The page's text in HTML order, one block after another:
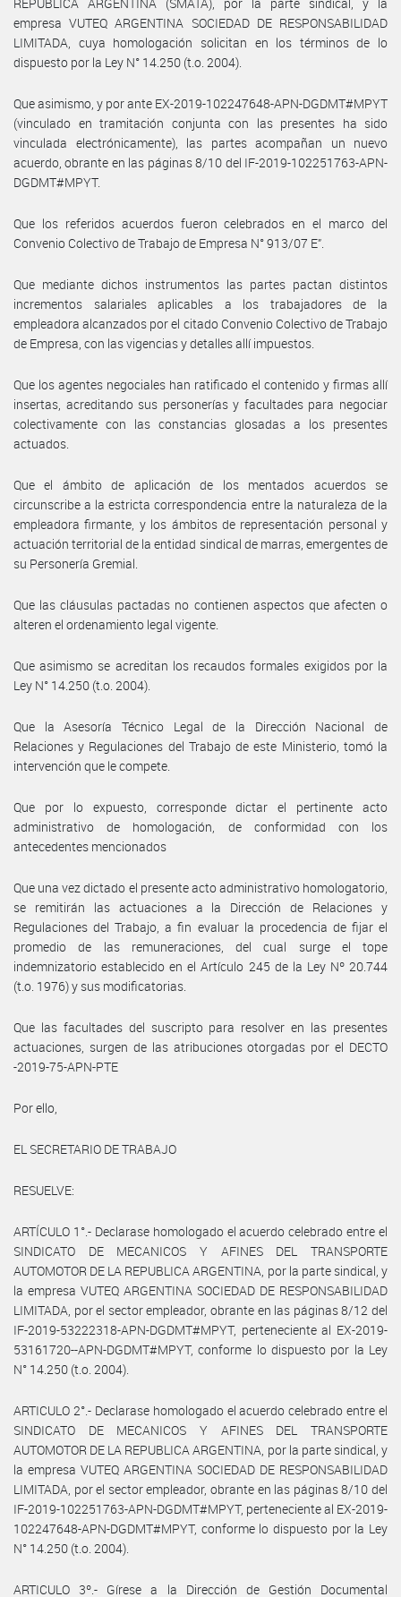
empresa VUTEQ ARGENTINA SOCIEDAD DE RESPONSABILIDAD
LIMITADA, cuya homologación solicitan en los términos de lo
dispuesto por la Ley N° 14.250 (t.o. 2004).
Que asimismo, y por ante EX-2019-102247648-APN-DGDMT#MPYT
(vinculado en tramitación conjunta con las presentes ha sido
vinculada electrónicamente), las partes acompañan un nuevo
acuerdo, obrante en las páginas 8/10 del IF-2019-102251763-APN-
DGDMT#MPYT.
Que los referidos acuerdos fueron celebrados en el marco del
Convenio Colectivo de Trabajo de Empresa N° 913/07 E”.
Que mediante dichos instrumentos las partes pactan distintos
incrementos salariales aplicables a los trabajadores de la
empleadora alcanzados por el citado Convenio Colectivo de Trabajo
de Empresa, con las vigencias y detalles allí impuestos.
Que los agentes negociales han ratificado el contenido y firmas allí
insertas, acreditando sus personerías y facultades para negociar
colectivamente con las constancias glosadas a los presentes
actuados.
Que el ámbito de aplicación de los mentados acuerdos se
circunscribe a la estricta correspondencia entre la naturaleza de la
empleadora firmante, y los ámbitos de representación personal y
actuación territorial de la entidad sindical de marras, emergentes de
su Personería Gremial.
Que las cláusulas pactadas no contienen aspectos que afecten o
alteren el ordenamiento legal vigente.
Que asimismo se acreditan los recaudos formales exigidos por la
Ley N° 14.250 (t.o. 2004).
Que la Asesoría Técnico Legal de la Dirección Nacional de
Relaciones y Regulaciones del Trabajo de este Ministerio, tomó la
intervención que le compete.
Que por lo expuesto, corresponde dictar el pertinente acto
administrativo de homologación, de conformidad con los
antecedentes mencionados
Que una vez dictado el presente acto administrativo homologatorio,
se remitirán las actuaciones a la Dirección de Relaciones y
Regulaciones del Trabajo, a fin evaluar la procedencia de fijar el
promedio de las remuneraciones, del cual surge el tope
indemnizatorio establecido en el Artículo 245 de la Ley Nº 20.744
(t.o. 1976) y sus modificatorias.
Que las facultades del suscripto para resolver en las presentes
actuaciones, surgen de las atribuciones otorgadas por el DECTO
-2019-75-APN-PTE
Por ello,
EL SECRETARIO DE TRABAJO
RESUELVE:
ARTÍCULO 1°.- Declarase homologado el acuerdo celebrado entre el
SINDICATO DE MECANICOS Y AFINES DEL TRANSPORTE
AUTOMOTOR DE LA REPUBLICA ARGENTINA, por la parte sindical, y
la empresa VUTEQ ARGENTINA SOCIEDAD DE RESPONSABILIDAD
LIMITADA, por el sector empleador, obrante en las páginas 8/12 del
IF-2019-53222318-APN-DGDMT#MPYT, perteneciente al EX-2019-
53161720--APN-DGDMT#MPYT, conforme lo dispuesto por la Ley
N° 14.250 (t.o. 2004).
ARTICULO 2°.- Declarase homologado el acuerdo celebrado entre el
SINDICATO DE MECANICOS Y AFINES DEL TRANSPORTE
AUTOMOTOR DE LA REPUBLICA ARGENTINA, por la parte sindical, y
la empresa VUTEQ ARGENTINA SOCIEDAD DE RESPONSABILIDAD
LIMITADA, por el sector empleador, obrante en las páginas 8/10 del
IF-2019-102251763-APN-DGDMT#MPYT, perteneciente al EX-2019-
102247648-APN-DGDMT#MPYT, conforme lo dispuesto por la Ley
N° 14.250 (t.o. 2004).
ARTICULO 3º.- Gírese a la Dirección de Gestión Documental